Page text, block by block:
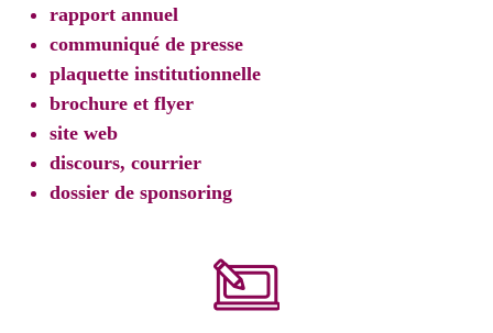
rapport annuel
communiqué de presse
plaquette institutionnelle
brochure et flyer
site web
discours, courrier
dossier de sponsoring